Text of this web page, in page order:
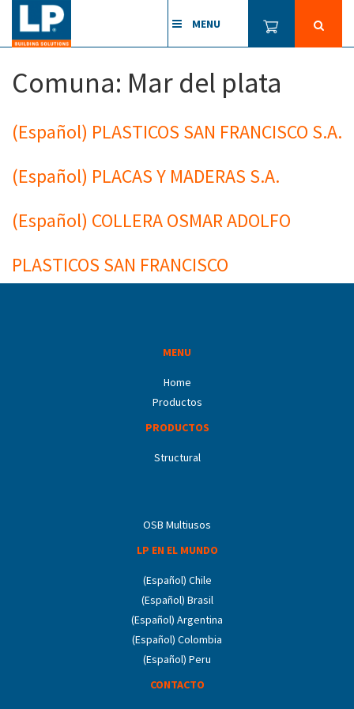
MENU
Comuna: Mar del plata
(Español) PLASTICOS SAN FRANCISCO S.A.
(Español) PLACAS Y MADERAS S.A.
(Español) COLLERA OSMAR ADOLFO
PLASTICOS SAN FRANCISCO
MENU
Home
Productos
PRODUCTOS
Structural
OSB Multiusos
LP EN EL MUNDO
(Español) Chile
(Español) Brasil
(Español) Argentina
(Español) Colombia
(Español) Peru
CONTACTO